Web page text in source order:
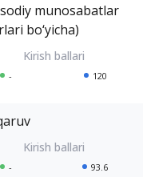
munosabatlar
bo‘yicha)
- 120
- 93.6